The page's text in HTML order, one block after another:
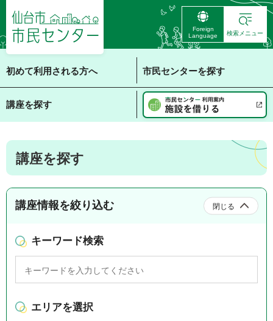
仙台市 市民センタ
ー
Foreign
Language
検索メニュー
初めて利用される方へ 市民センターを探す
講座を探す
講座を探す
講座情報を絞り込む 閉じる
キーワード検索
エリアを選択